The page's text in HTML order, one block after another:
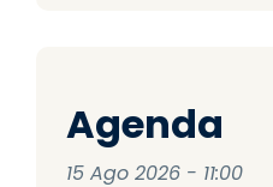
Agenda
15 Ago 2026 - 11:00